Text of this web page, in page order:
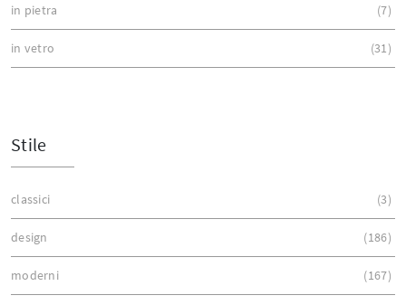
in pietra 7
in vetro 31
Stile
classici 3
design 186
moderni 167